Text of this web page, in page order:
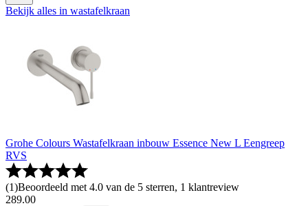
Bekijk alles in wastafelkraan
Grohe Colours Wastafelkraan inbouw Essence New L Eengreep
RVS
(1)Beoordeeld met 4.0 van de 5 sterren, 1 klantreview
289.00